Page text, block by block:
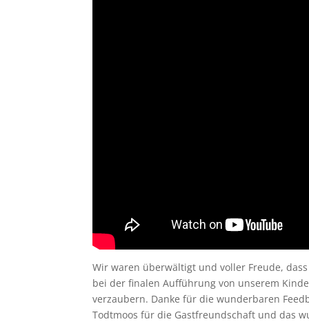
Wir waren überwältigt und voller Freude,
bei der finalen Aufführung von unserem
verzaubern. Danke für die wunderbaren
Todtmoos für die Gastfreundschaft und das